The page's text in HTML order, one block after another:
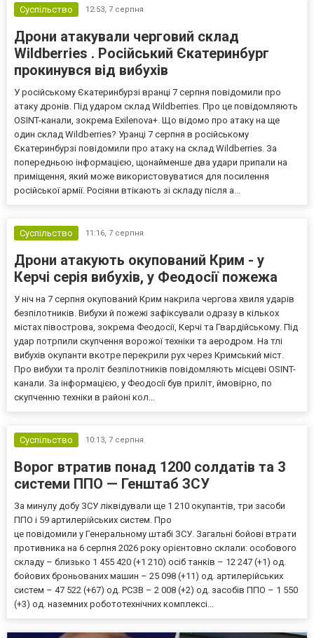
Суспільство 12:53, 7 серпня
Дрони атакували черговий склад
Wildberries . Російський Єкатеринбург
прокинувся від вибухів
У російському Єкатеринбурзі вранці 7 серпня повідомили про
атаку дронів. Під ударом склад Wildberries. Про це повідомляють
OSINT-канали, зокрема Exilenova+. Що відомо про атаку на ще
один склад Wildberries? Уранці 7 серпня в російському
Єкатеринбурзі повідомили про атаку на склад Wildberries. За
попередньою інформацією, щонайменше два удари припали на
приміщення, який може використовуватися для посилення
російської армії. Росіяни втікають зі складу після а...
Суспільство 11:16, 7 серпня
Дрони атакують окупований Крим - у
Керчі серія вибухів, у Феодосії пожежа
У ніч на 7 серпня окупований Крим накрила чергова хвиля ударів
безпілотників. Вибухи й пожежі зафіксували одразу в кількох
містах півострова, зокрема Феодосії, Керчі та Гвардійському. Під
удар потрпили скупчення ворожої техніки та аеродром. На тлі
вибухів окупанти вкотре перекрили рух через Кримський міст.
Про вибухи та проліт безпілотників повідомляють місцеві OSINT-
канали. За інформацією, у Феодосії був приліт, ймовірно, по
скупченню техніки в районі кол...
Суспільство 10:13, 7 серпня
Ворог втратив понад 1200 солдатів та 3
системи ППО — Генштаб ЗСУ
За минулу добу ЗСУ ліквідували ще 1 210 окупантів, три засоби
ППО і 59 артилерійських систем. Про
це повідомили у Генеральному штабі ЗСУ. Загальні бойові втрати
противника на 6 серпня 2026 року орієнтовно склали: особового
складу – близько 1 455 420 (+1 210) осіб танків – 12 247 (+1) од.
бойових броньованих машин – 25 098 (+11) од. артилерійських
систем – 47 522 (+67) од. РСЗВ – 2 008 (+2) од. засобів ППО – 1 550
(+3) од. наземних робототехнічних комплексі...